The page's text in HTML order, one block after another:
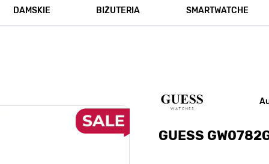
DAMSKIE
BIŻUTERIA
SMARTWATCHE
GUESS